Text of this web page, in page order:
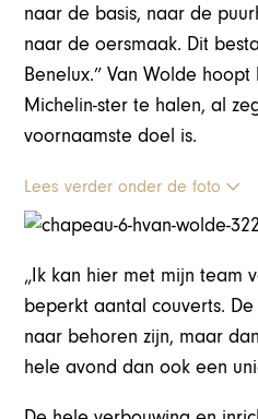
naar de basis, naar de
naar de oersmaak. Dit
Benelux.” Van Wolde
Michelin-ster te halen, al
voornaamste doel is.
Lees verder onder de foto
„Ik kan hier met mijn team
beperkt aantal couverts.
naar behoren zijn, maar
hele avond dan ook een